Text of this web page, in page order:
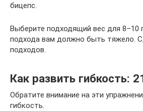
бицепс.
Выберите подходящий вес для 8–10
подхода вам должно быть тяжело.
подходов.
Как развить гибкость:
Обратите внимание на эти
гибкость.